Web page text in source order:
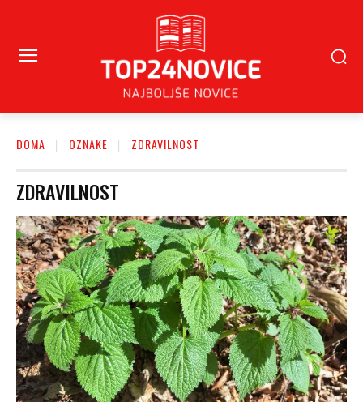
DOMA OZNAKE ZDRAVILNOST
ZDRAVILNOST